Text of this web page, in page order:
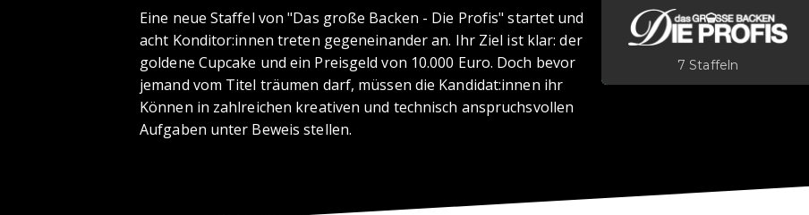
7 Staffeln
Eine neue Staffel von "Das große Backen - Die Profis" startet und
acht Konditor:innen treten gegeneinander an. Ihr Ziel ist klar: der
goldene Cupcake und ein Preisgeld von 10.000 Euro. Doch bevor
jemand vom Titel träumen darf, müssen die Kandidat:innen ihr
Können in zahlreichen kreativen und technisch anspruchsvollen
Aufgaben unter Beweis stellen.